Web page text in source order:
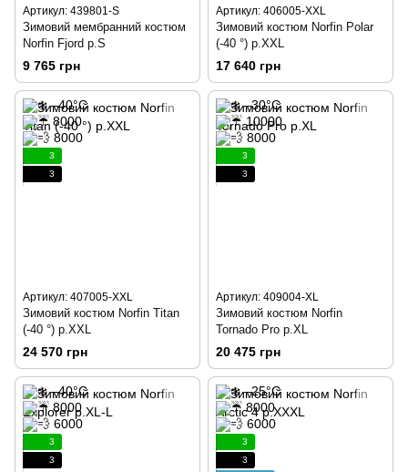
Артикул: 439801-S
Зимовий мембранний костюм
Norfin Fjord р.S
9 765 грн
Артикул: 406005-XXL
Зимовий костюм Norfin Polar
(-40 °) р.XXL
17 640 грн
3
3
Артикул: 407005-XXL
Зимовий костюм Norfin Titan
(-40 °) р.XXL
24 570 грн
3
3
Артикул: 409004-XL
Зимовий костюм Norfin
Tornado Pro р.XL
20 475 грн
3
3
3
3